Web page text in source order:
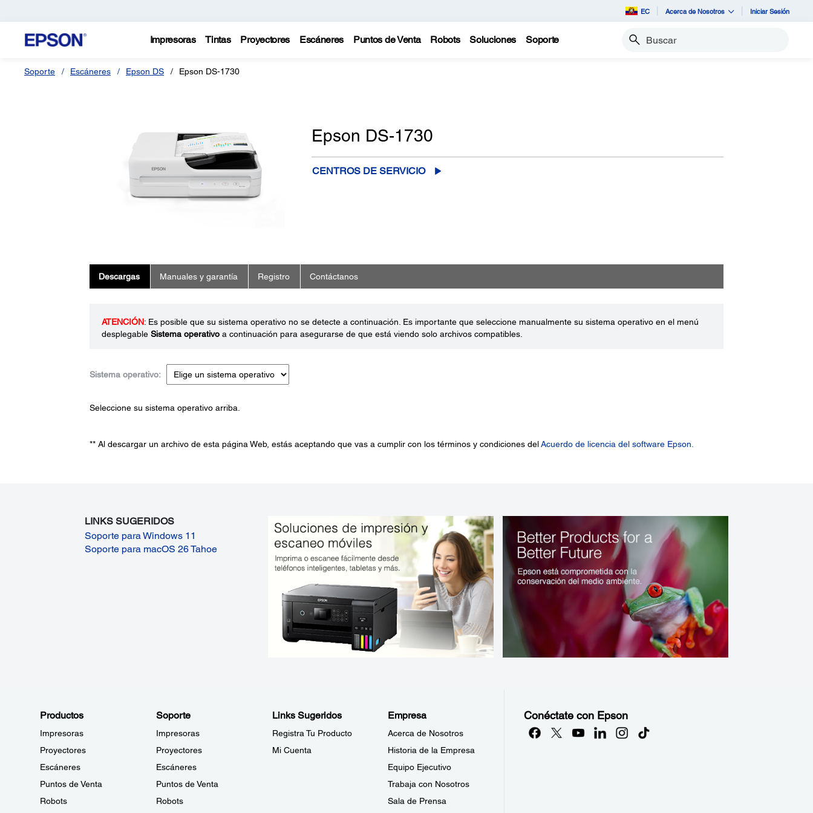
EC Acerca de Nosotros Iniciar Sesión
Impresoras Tintas Proyectores Escáneres Puntos de Venta Robots Soluciones Soporte Buscar
Soporte Escáneres Epson DS Epson DS-1730
Epson DS-1730
CENTROS DE SERVICIO
Descargas Manuales y garantía Registro Contáctanos
ATENCIÓN: Es posible que su sistema operativo no se detecte a continuación. Es importante que seleccione manualmente su sistema operativo en el menú
desplegable Sistema operativoa continuación para asegurarse de que está viendo solo archivos compatibles.
Sistema operativo:
Seleccione su sistema operativo arriba.
** Al descargar un archivo de esta página Web, estás aceptando que vas a cumplir con los términos y condiciones delAcuerdo de licencia del software Epson.
LINKS SUGERIDOS
Soporte para Windows 11
Soporte para macOS 26 Tahoe
Productos
Impresoras
Proyectores
Escáneres
Puntos de Venta
Robots
Soporte
Impresoras
Proyectores
Escáneres
Puntos de Venta
Robots
Links Sugeridos
Registra Tu Producto
Mi Cuenta
Empresa
Acerca de Nosotros
Historia de la Empresa
Equipo Ejecutivo
Trabaja con Nosotros
Sala de Prensa
Conéctate con Epson